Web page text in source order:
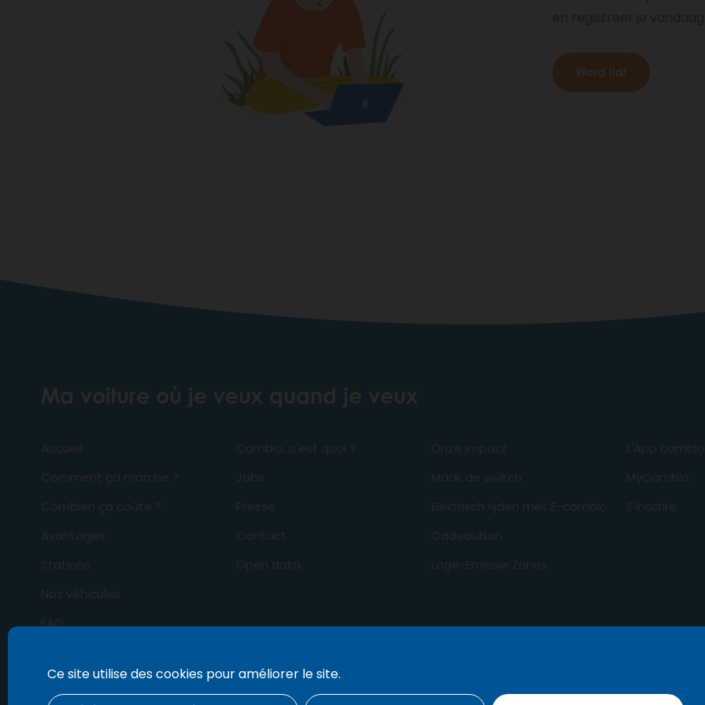
Word lid!
Ma voiture où je veux quand je veux
Accueil
Comment ça marche ?
Combien ça coûte ?
Avantages
Stations
Nos véhicules
FAQ
Cambio, c'est quoi ?
Jobs
Presse
Contact
Open data
Onze impact
Maak de switch
Elektrisch rijden met E-cambio
Cadeaubon
Lage-Emissie Zones
L'App cambio
MyCambio
S'inscrire
Ce site utilise des cookies pour améliorer le site.